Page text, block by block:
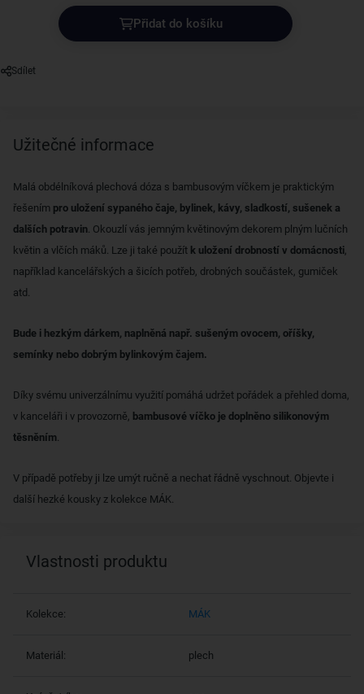
Přidat do košíku
Sdílet
Užitečné informace
Malá obdélníková plechová dóza s bambusovým víčkem je praktickým
řešením pro uložení sypaného čaje, bylinek, kávy, sladkostí, sušenek a
dalších potravin. Okouzlí vás jemným květinovým dekorem plným lučních
květin a vlčích máků. Lze ji také použít k uložení drobností v domácnosti,
například kancelářských a šicích potřeb, drobných součástek, gumiček
atd.
Bude i hezkým dárkem, naplněná např. sušeným ovocem, oříšky,
semínky nebo dobrým bylinkovým čajem.
Díky svému univerzálnímu využití pomáhá udržet pořádek a přehled doma,
v kanceláři i v provozorně, bambusové víčko je doplněno silikonovým
těsněním.
V případě potřeby ji lze umýt ručně a nechat řádně vyschnout. Objevte i
další hezké kousky z kolekce MÁK.
Vlastnosti produktu
Kolekce: MÁK
Materiál: plech